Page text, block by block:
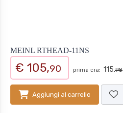
MEINL RTHEAD-11NS
€ 105,90 prima era: 115,98
Aggiungi al carrello